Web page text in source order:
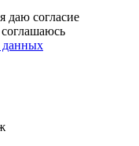
даю согласие
данных